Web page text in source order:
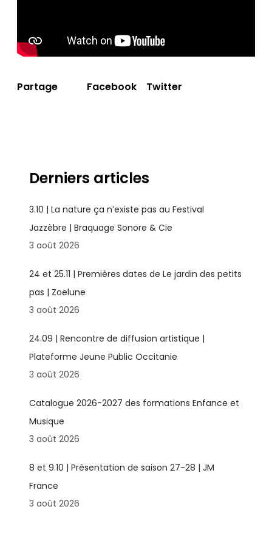
Partage Facebook Twitter
Derniers articles
3.10 | La nature ça n’existe pas au Festival
Jazzèbre | Braquage Sonore & Cie
3 août 2026
24 et 25.11 | Premières dates de Le jardin des petits
pas | Zoelune
3 août 2026
24.09 | Rencontre de diffusion artistique |
Plateforme Jeune Public Occitanie
3 août 2026
Catalogue 2026-2027 des formations Enfance et
Musique
3 août 2026
8 et 9.10 | Présentation de saison 27-28 | JM
France
3 août 2026